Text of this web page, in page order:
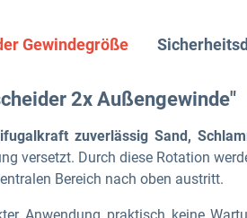
Gewindegröße
2x Außengewinde"
zuverlässig Sand,
versetzt. Durch diese Rotation
Bereich nach oben austritt.